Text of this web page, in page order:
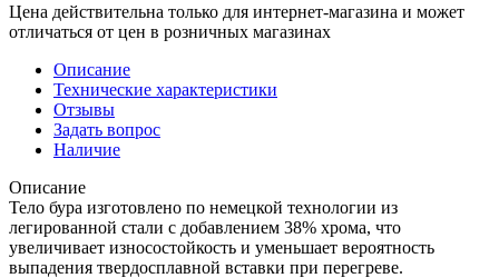
Цена действительна только для интернет-магазина и может
отличаться от цен в розничных магазинах
Описание
Технические характеристики
Отзывы
Задать вопрос
Наличие
Описание
Тело бура изготовлено по немецкой технологии из
легированной стали с добавлением 38% хрома, что
увеличивает износостойкость и уменьшает вероятность
выпадения твердосплавной вставки при перегреве.